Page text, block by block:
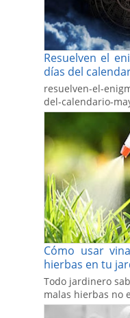
Resuelven el
días del
resuelven-el-
del-calendario-
Cómo usar
hierbas en tu
Todo jardinero
malas hierbas no